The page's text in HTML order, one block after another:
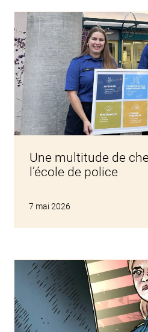
Une multitude de
l’école de police
7 mai 2026